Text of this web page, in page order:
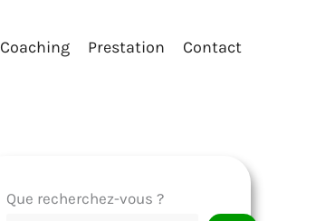
Coaching Prestation Contact
Que recherchez-vous ?